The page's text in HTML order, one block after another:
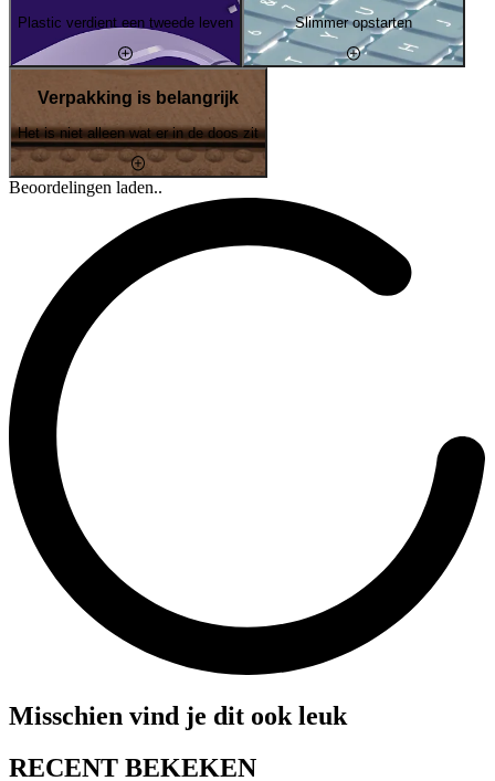
Plastic verdient een tweede leven Slimmer opstarten
Verpakking is belangrijk
Het is niet alleen wat er in de doos zit
Beoordelingen laden..
Misschien vind je dit ook leuk
RECENT BEKEKEN